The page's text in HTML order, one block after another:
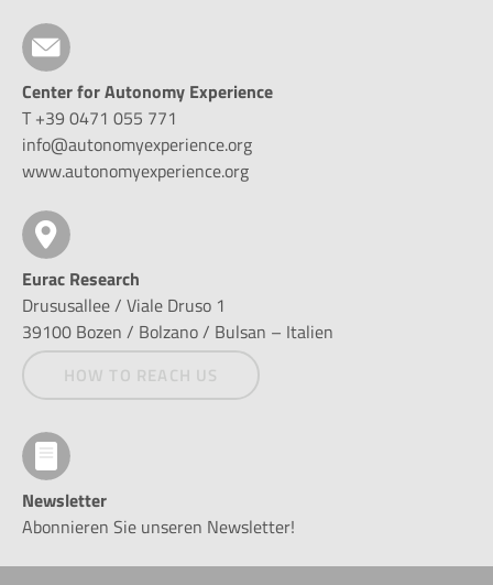
Center for Autonomy Experience
T +39 0471 055 771
info@autonomyexperience.org
www.autonomyexperience.org
Eurac Research
Drususallee / Viale Druso 1
39100 Bozen / Bolzano / Bulsan – Italien
HOW TO REACH US
Newsletter
Abonnieren Sie unseren Newsletter!